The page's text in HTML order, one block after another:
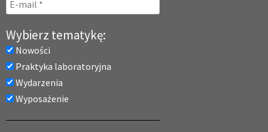
Wybierz tematykę:
Nowości
Praktyka laboratoryjna
Wydarzenia
Wyposażenie